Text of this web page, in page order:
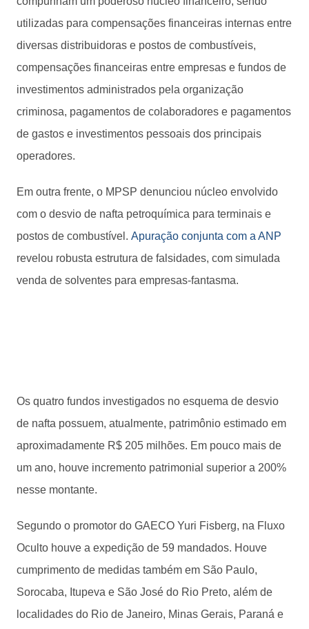
utilizadas para compensações financeiras internas entre
diversas distribuidoras e postos de combustíveis,
compensações financeiras entre empresas e fundos de
investimentos administrados pela organização
criminosa, pagamentos de colaboradores e pagamentos
de gastos e investimentos pessoais dos principais
operadores.
Em outra frente, o MPSP denunciou núcleo envolvido
com o desvio de nafta petroquímica para terminais e
postos de combustível. Apuração conjunta com a ANP
revelou robusta estrutura de falsidades, com simulada
venda de solventes para empresas-fantasma.
Os quatro fundos investigados no esquema de desvio
de nafta possuem, atualmente, patrimônio estimado em
aproximadamente R$ 205 milhões. Em pouco mais de
um ano, houve incremento patrimonial superior a 200%
nesse montante.
Segundo o promotor do GAECO Yuri Fisberg, na Fluxo
Oculto houve a expedição de 59 mandados. Houve
cumprimento de medidas também em São Paulo,
Sorocaba, Itupeva e São José do Rio Preto, além de
localidades do Rio de Janeiro, Minas Gerais, Paraná e